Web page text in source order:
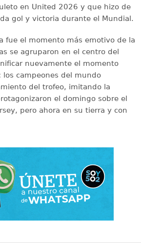
en United 2026 y que hizo de
gol y victoria durante el Mundial.
fue el momento más emotivo de la
se agruparon en el centro del
nuevamente el momento
los campeones del mundo
del trofeo, imitando la
el domingo sobre el
pero ahora en su tierra y con